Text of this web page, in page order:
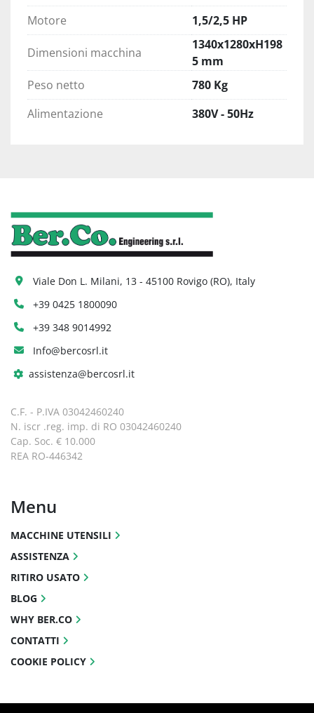
Motore
1,5/2,5 HP
Dimensioni macchina
1340x1280xH198
5 mm
Peso netto
780 Kg
Alimentazione
380V - 50Hz
Viale Don L. Milani, 13 - 45100 Rovigo (RO), Italy
+39 0425 1800090
+39 348 9014992
Info@bercosrl.it
assistenza@bercosrl.it
C.F. - P.IVA 03042460240
N. iscr .reg. imp. di RO 03042460240
Cap. Soc. € 10.000
REA RO-446342
Menu
MACCHINE UTENSILI
ASSISTENZA
RITIRO USATO
BLOG
WHY BER.CO
CONTATTI
COOKIE POLICY